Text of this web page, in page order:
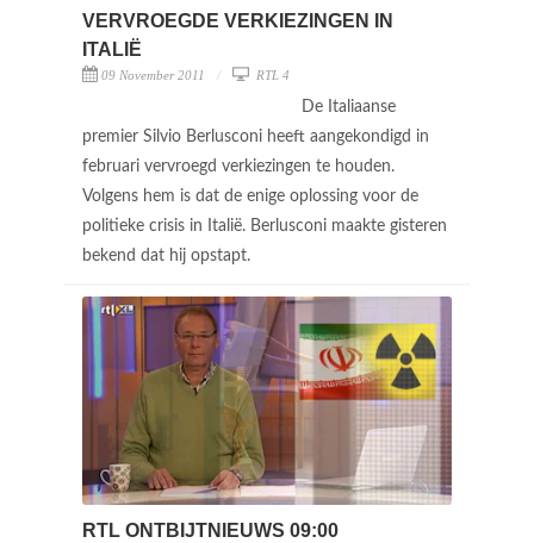
VERVROEGDE VERKIEZINGEN IN
ITALIË
09 November 2011 RTL 4
De Italiaanse
premier Silvio Berlusconi heeft aangekondigd in
februari vervroegd verkiezingen te houden.
Volgens hem is dat de enige oplossing voor de
politieke crisis in Italië. Berlusconi maakte gisteren
bekend dat hij opstapt.
RTL ONTBIJTNIEUWS 09:00